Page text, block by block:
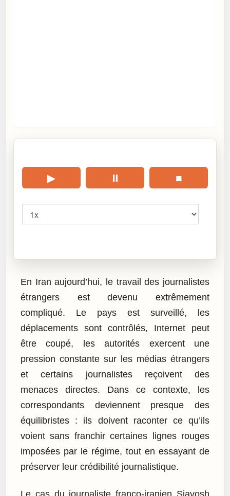
▶ ⏸ ■
En Iran aujourd’hui, le travail des journalistes
étrangers est devenu extrêmement
compliqué. Le pays est surveillé, les
déplacements sont contrôlés, Internet peut
être coupé, les autorités exercent une
pression constante sur les médias étrangers
et certains journalistes reçoivent des
menaces directes. Dans ce contexte, les
correspondants deviennent presque des
équilibristes : ils doivent raconter ce qu’ils
voient sans franchir certaines lignes rouges
imposées par le régime, tout en essayant de
préserver leur crédibilité journalistique.
Le cas du journaliste franco-iranien Siavosh